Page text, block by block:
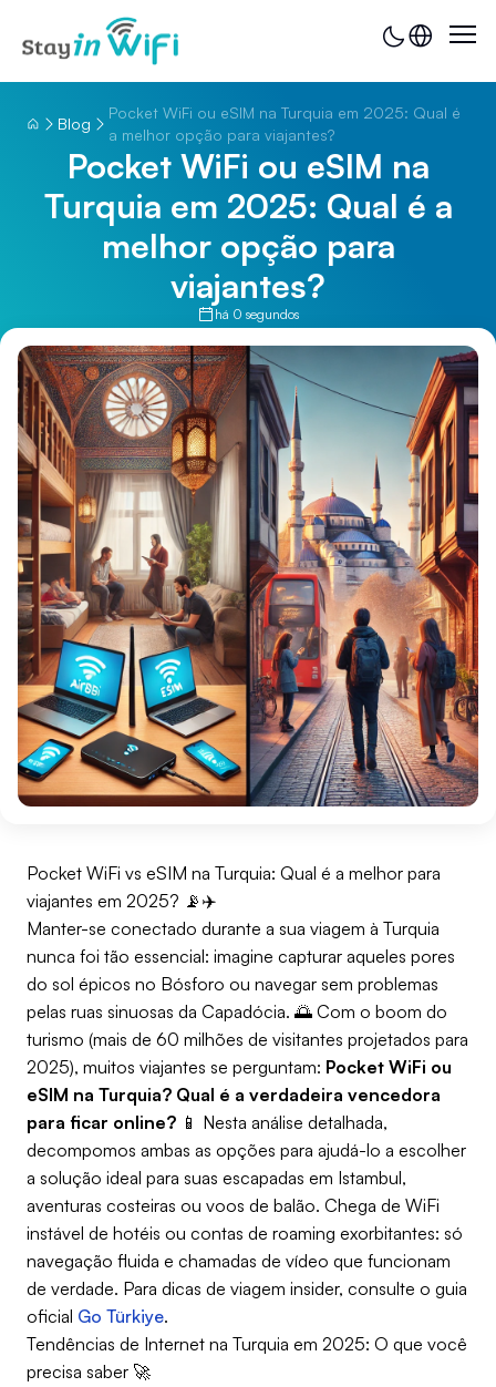
Blog
Pocket WiFi ou eSIM na Turquia em 2025: Qual é
a melhor opção para viajantes?
Pocket WiFi ou eSIM na
Turquia em 2025: Qual é a
melhor opção para
viajantes?
há 0 segundos
Pocket WiFi vs eSIM na Turquia: Qual é a melhor para
viajantes em 2025? 📡✈️
Manter-se conectado durante a sua viagem à Turquia
nunca foi tão essencial: imagine capturar aqueles pores
do sol épicos no Bósforo ou navegar sem problemas
pelas ruas sinuosas da Capadócia. 🌅 Com o boom do
turismo (mais de 60 milhões de visitantes projetados para
2025), muitos viajantes se perguntam: Pocket WiFi ou
eSIM na Turquia? Qual é a verdadeira vencedora
para ficar online? 📱 Nesta análise detalhada,
decompomos ambas as opções para ajudá-lo a escolher
a solução ideal para suas escapadas em Istambul,
aventuras costeiras ou voos de balão. Chega de WiFi
instável de hotéis ou contas de roaming exorbitantes: só
navegação fluida e chamadas de vídeo que funcionam
de verdade. Para dicas de viagem insider, consulte o guia
oficial Go Türkiye.
Tendências de Internet na Turquia em 2025: O que você
precisa saber 🚀